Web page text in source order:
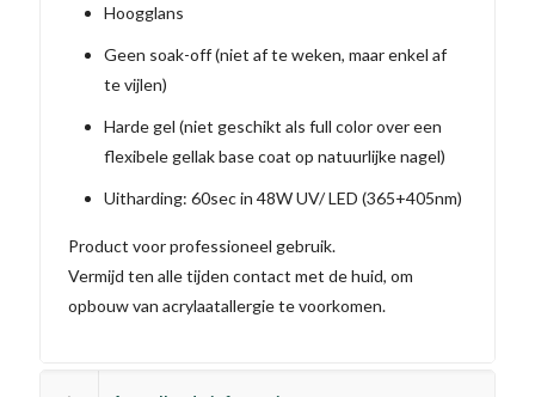
Hoogglans
Geen soak-off (niet af te weken, maar enkel af
te vijlen)
Harde gel (niet geschikt als full color over een
flexibele gellak base coat op natuurlijke nagel)
Uitharding: 60sec in 48W UV/ LED (365+405nm)
Product voor professioneel gebruik.
Vermijd ten alle tijden contact met de huid, om
opbouw van acrylaatallergie te voorkomen.